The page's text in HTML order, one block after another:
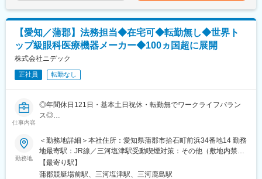
変更の範囲：会社の定める業務
※ご本人の経験や将来的なご活躍に応じて、部門マネジメント業務
やリーダー業務もお任せいたします。
■業務で使用する解析ツール ※一例
・Ansys Mechanical
・Ansys LS-DYNA
・Ansys Fluent
※担当製品や開発テーマに応じて、構造解析・流体解析を中心とし
た幅広い解析業務に携わっていただきます。
■入社後のサポート体制
これまでのご経験に応じて、製品知識や社内解析手法について教
育を実施します。入社後は解析業務を通じて製品理解を深めてい
ただきながら、将来的には解析技術の高度化や開発支援体制の強
【愛知／蒲郡】法務担当◆在宅可◆転勤無し◆世界ト
ップ級眼科医療機器メーカー◆100ヵ国超に展開
株式会社ニデック
正社員 転勤なし
仕事内容
◎年間休日121日・基本土日祝休・転勤無でワークライフバラン
ス◎
事業拡大中
◎高齢化社会の進行や、眼科医療分野の高水準化なども相まり、
人々の生活に無くてはならない医療業界にて経験を積むことがで
きます！
勤務地
＜勤務地詳細＞本社住所：愛知県蒲郡市拾石町前浜34番地14 勤務
地最寄駅：JR線／三河塩津駅受動喫煙対策：その他（敷地内禁煙
（屋内喫煙可能場所あり））変更の範囲：無
【最寄り駅】
蒲郡競艇場前駅、三河塩津駅、三河鹿島駅